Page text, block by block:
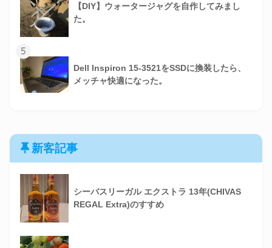
【DIY】ウォータージャグを自作してみまし
た。
5
Dell Inspiron 15-3521をSSDに換装したら、
メッチャ快適になった。
新客記事
シーバスリーガル エクストラ 13年(CHIVAS
REGAL Extra)のすすめ